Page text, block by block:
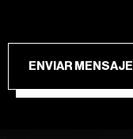
ENVIAR MENSAJE